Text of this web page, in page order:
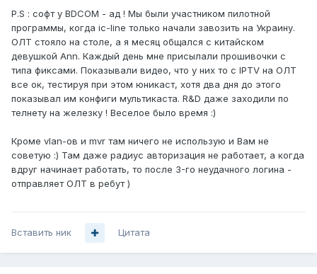
P.S : софт у BDCOM - ад ! Мы были участником пилотной
программы, когда ic-line только начали завозить на Украину.
ОЛТ стояло на столе, а я месяц общался с китайском
девушкой Ann. Каждый день мне присылали прошивочки с
типа фиксами. Показывали видео, что у них то с IPTV на ОЛТ
все ок, тестируя при этом юникаст, хотя два дня до этого
показывал им конфиги мультикаста. R&D даже заходили по
телнету на железку ! Веселое было время :)
Кроме vlan-ов и mvr там ничего не использую и Вам не
советую :) Там даже радиус авторизация не работает, а когда
вдруг начинает работать, то после 3-го неудачного логина -
отправляет ОЛТ в ребут )
Вставить ник Цитата